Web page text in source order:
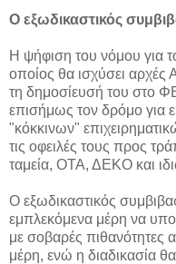
Ο εξωδικαστικός
Η ψήφιση του νόμου για
οποίος θα ισχύσει
τη δημοσίευσή του στο
επισήμως τον δρόμο για
"κόκκινων"
τις οφειλές τους προς
ταμεία, ΟΤΑ, ΔΕΚΟ και
Ο εξωδικαστικός
εμπλεκόμενα μέρη να
με σοβαρές
μέρη, ενώ η διαδικασία